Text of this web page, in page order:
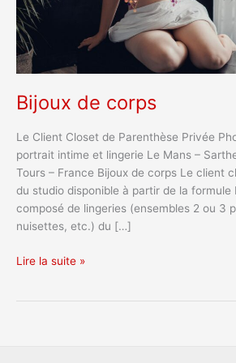
Bijoux de corps
Le Client Closet de Parenthèse Privée
portrait intime et lingerie Le Mans –
Tours – France Bijoux de corps Le client
du studio disponible à partir de la formule
composé de lingeries (ensembles 2 ou 3
nuisettes, etc.) du […]
Lire la suite »